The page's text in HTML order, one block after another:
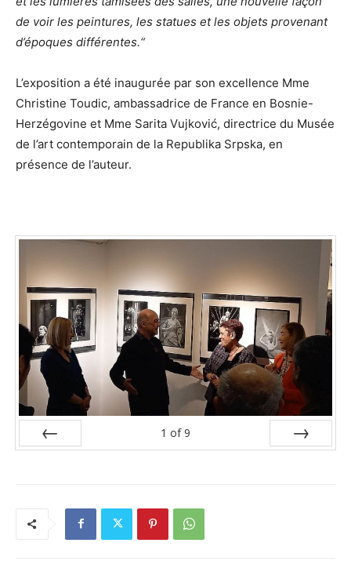
de voir les peintures, les statues et les objets provenant
d’époques différentes.“
L’exposition a été inaugurée par son excellence Mme
Christine Toudic, ambassadrice de France en Bosnie-
Herzégovine et Mme Sarita Vujković, directrice du Musée
de l’art contemporain de la Republika Srpska, en
présence de l’auteur.
1 of 9